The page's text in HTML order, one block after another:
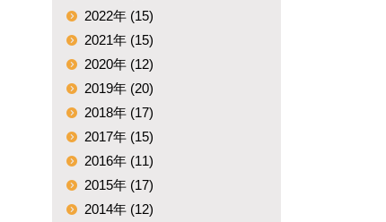
2022年 (15)
2021年 (15)
2020年 (12)
2019年 (20)
2018年 (17)
2017年 (15)
2016年 (11)
2015年 (17)
2014年 (12)